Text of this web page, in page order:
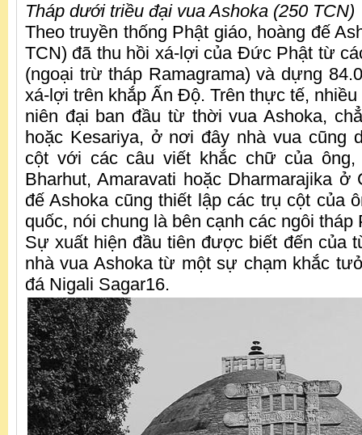
Tháp dưới triều đại vua Ashoka (250 TCN)
Theo truyền thống Phật giáo, hoàng đế
TCN) đã thu hồi xá-lợi của Đức Phật từ
(ngoại trừ tháp Ramagrama) và dựng
xá-lợi trên khắp Ấn Độ. Trên thực tế,
niên đại ban đầu từ thời vua Ashoka,
hoặc Kesariya, ở nơi đây nhà vua cũng
cột với các câu viết khắc chữ của
Bharhut, Amaravati hoặc Dharmarajika ở
đế Ashoka cũng thiết lập các trụ cột của
quốc, nói chung là bên cạnh các ngôi tháp
Sự xuất hiện đầu tiên được biết đến của
nhà vua Ashoka từ một sự chạm khắc
đá Nigali Sagar16.